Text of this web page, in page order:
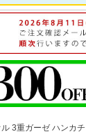
ル 3重ガーゼ ハンカ